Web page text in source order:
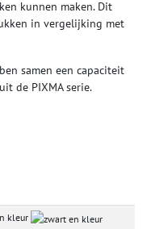
kunnen maken. Dit
in vergelijking met
samen een capaciteit
de PIXMA serie.
kleur